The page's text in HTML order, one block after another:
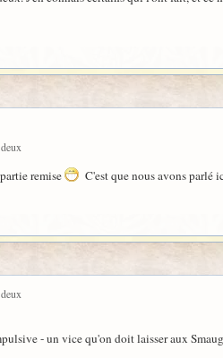
remise C'est que nous avons parlé
- un vice qu'on doit laisser aux Smaug